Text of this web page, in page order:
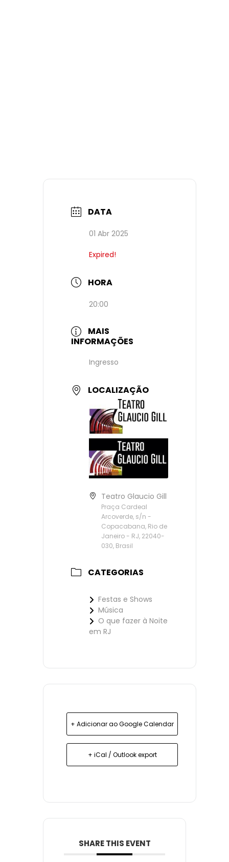
DATA
01 Abr 2025
Expired!
HORA
20:00
MAIS
INFORMAÇÕES
Ingresso
LOCALIZAÇÃO
Teatro Glaucio Gill
Praça Cardeal
Arcoverde, s/n -
Copacabana, Rio de
Janeiro - RJ, 22040-
030, Brasil
CATEGORIAS
Festas e Shows
Música
O que fazer à Noite
em RJ
+ Adicionar ao Google Calendar
+ iCal / Outlook export
SHARE THIS EVENT